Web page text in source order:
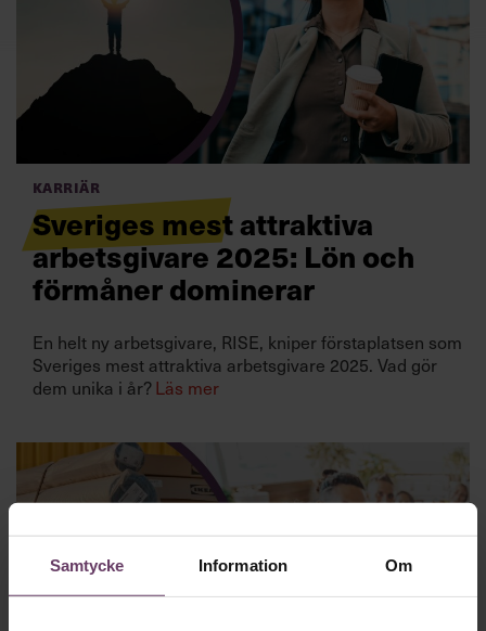
Samtycke Information Om
Prenumerera
Villkor och policy för
personuppgiftsbehandling
Karriär
Sveriges mest attraktiva
arbetsgivare 2025: Lön och
förmåner dominerar
En helt ny arbetsgivare, RISE, kniper förstaplatsen som
Sveriges mest attraktiva arbetsgivare 2025. Vad gör
dem unika i år?Läs mer